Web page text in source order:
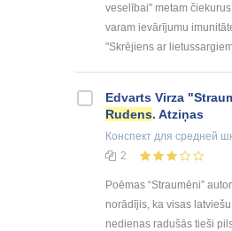
veselībai" metam čiekurus
varam ievārījumu
"Skrējiens ar
Edvarts Virza
Rudens. Atziņas
Конспект для средней
2
Poēmas “Straumēni”
norādījis, ka visas
nedienas radušās tieši